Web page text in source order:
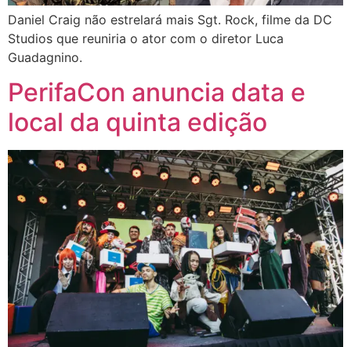
Daniel Craig não estrelará mais Sgt. Rock, filme da DC
Studios que reuniria o ator com o diretor Luca
Guadagnino.
PerifaCon anuncia data e
local da quinta edição